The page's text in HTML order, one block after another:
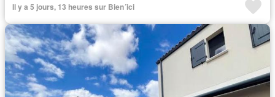
Il y a 5 jours, 13 heures sur Bien´ici